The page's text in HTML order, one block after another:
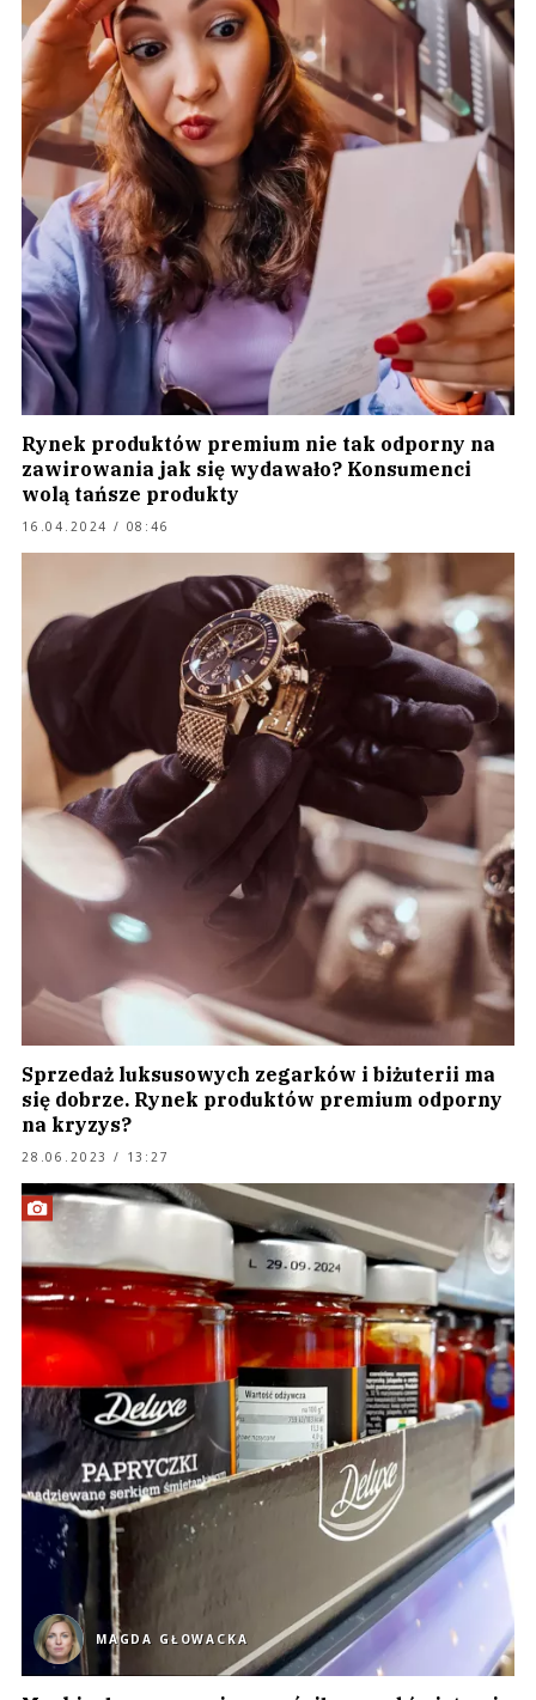
Rynek produktów premium nie tak odporny na
zawirowania jak się wydawało? Konsumenci
wolą tańsze produkty
16.04.2024 / 08:46
Sprzedaż luksusowych zegarków i biżuterii ma
się dobrze. Rynek produktów premium odporny
na kryzys?
28.06.2023 / 13:27
MAGDA GŁOWACKA